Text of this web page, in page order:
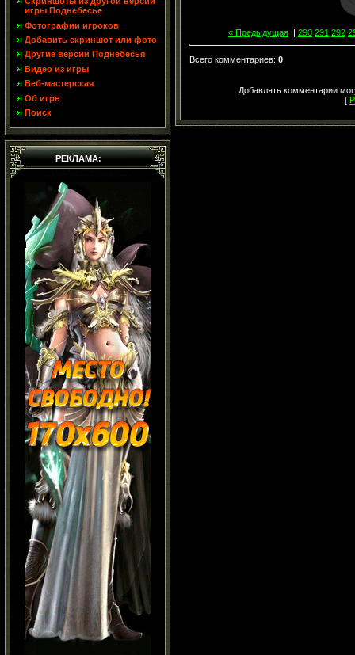
игры Поднебесье
Фотографии игроков
Добавить скриншот или фото
Другие версии Поднебесья
Видео из игры
Веб-мастерская
Об игре
Поиск
РЕКЛАМА:
« Предыдущая | 290 291 292
Всего комментариев: 0
Добавлять комментарии
[